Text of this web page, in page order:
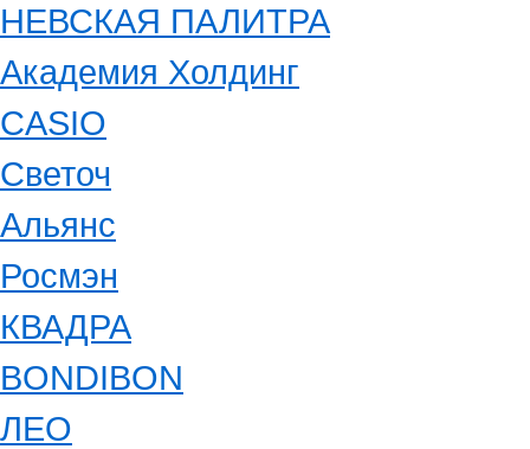
НЕВСКАЯ ПАЛИТРА
Академия Холдинг
CASIO
Светоч
Альянс
Росмэн
КВАДРА
BONDIBON
ЛЕО